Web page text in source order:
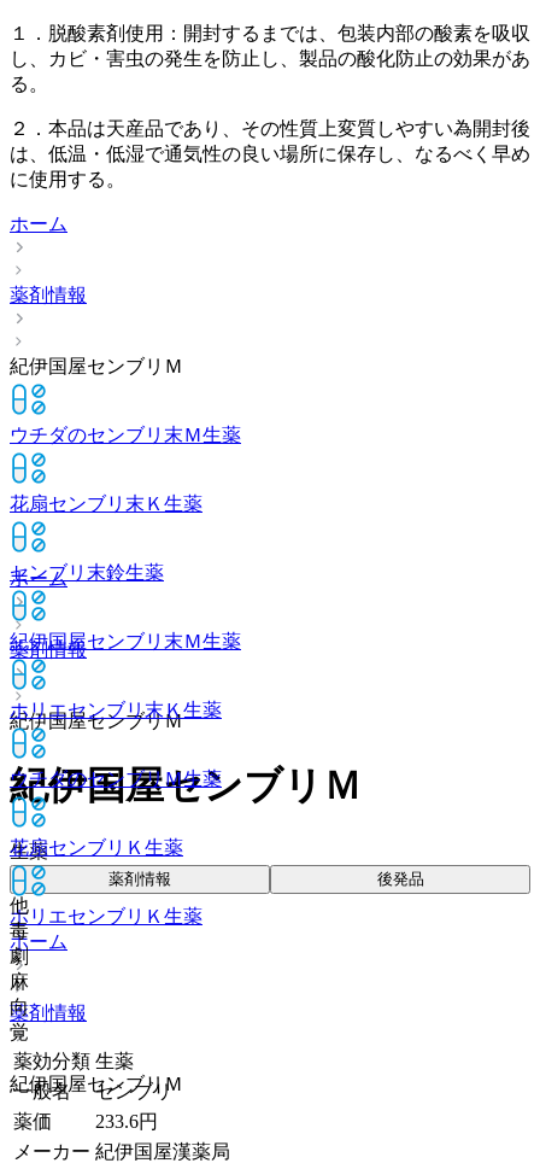
１．脱酸素剤使用：開封するまでは、包装内部の酸素を吸収
し、カビ・害虫の発生を防止し、製品の酸化防止の効果があ
る。
２．本品は天産品であり、その性質上変質しやすい為開封後
は、低温・低湿で通気性の良い場所に保存し、なるべく早め
に使用する。
ホーム
薬剤情報
紀伊国屋センブリＭ
ウチダのセンブリ末Ｍ生薬
花扇センブリ末Ｋ 生薬
センブリ末鈴生薬
紀伊国屋センブリ末Ｍ生薬
ホリエセンブリ末Ｋ生薬
ウチダのセンブリＭ生薬
花扇センブリＫ 生薬
ホリエセンブリＫ 生薬
ホーム
薬剤情報
紀伊国屋センブリＭ
ホーム
薬剤情報
紀伊国屋センブリＭ
紀伊国屋センブリＭ
生薬
薬剤情報 後発品
他
毒
劇
麻
向
覚
薬効分類 生薬
一般名
センブリ
薬価
233.6円
メーカー 紀伊国屋漢薬局